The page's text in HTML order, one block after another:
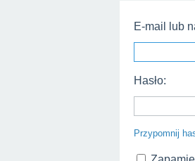
E-mail lub
Hasło:
Przypomnij